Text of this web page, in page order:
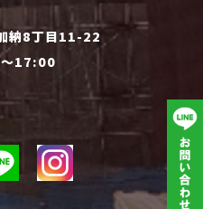
納8丁目11-22
17:00